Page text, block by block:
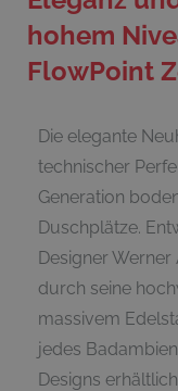
hohem
FlowPoint
Die elegante
technischer
Generation
Duschplätze.
Designer
durch seine
massivem
jedes
Designs